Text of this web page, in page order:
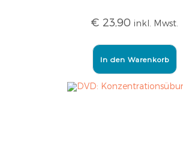
€ 23,90 inkl. Mwst.
In den Warenkorb